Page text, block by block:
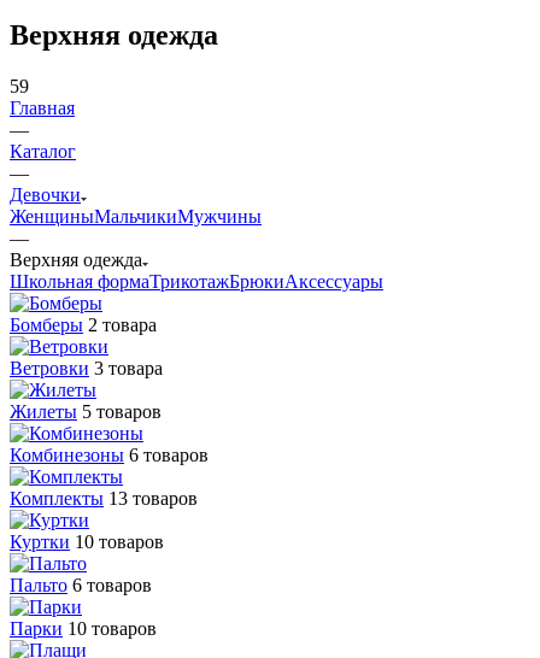
Верхняя одежда
59
Главная
—
Каталог
—
Девочки
ЖенщиныМальчикиМужчины
—
Верхняя одежда
Школьная формаТрикотажБрюкиАксессуары
Бомберы 2 товара
Ветровки 3 товара
Жилеты 5 товаров
Комбинезоны 6 товаров
Комплекты 13 товаров
Куртки 10 товаров
Пальто 6 товаров
Парки 10 товаров